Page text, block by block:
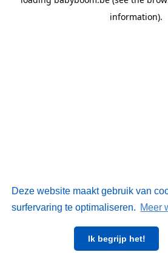
Deze website maakt gebruik van
surfervaring te optimaliseren. Meer
Ik begrijp het!
information).